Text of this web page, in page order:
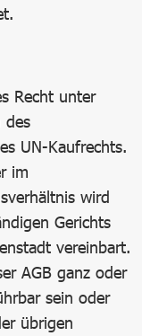
Recht unter
des
UN-Kaufrechts.
im
wird
Gerichts
vereinbart.
AGB ganz oder
sein oder
übrigen